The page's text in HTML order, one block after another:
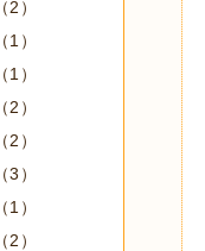
）
）
）
）
）
）
）
）